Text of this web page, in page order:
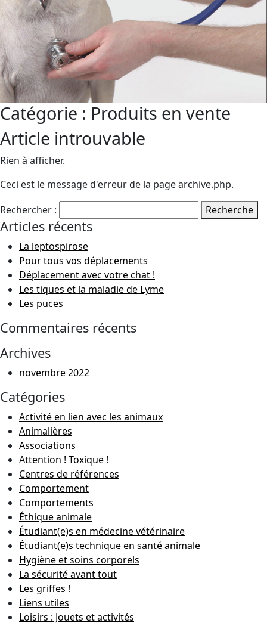
Catégorie : Produits en vente
Article introuvable
Rien à afficher.
Ceci est le message d'erreur de la page archive.php.
Rechercher :
Recherche
Articles récents
La leptospirose
Pour tous vos déplacements
Déplacement avec votre chat !
Les tiques et la maladie de Lyme
Les puces
Commentaires récents
Archives
novembre 2022
Catégories
Activité en lien avec les animaux
Animalières
Associations
Attention ! Toxique !
Centres de références
Comportement
Comportements
Éthique animale
Étudiant(e)s en médecine vétérinaire
Étudiant(e)s technique en santé animale
Hygiène et soins corporels
La sécurité avant tout
Les griffes !
Liens utiles
Loisirs : Jouets et activités